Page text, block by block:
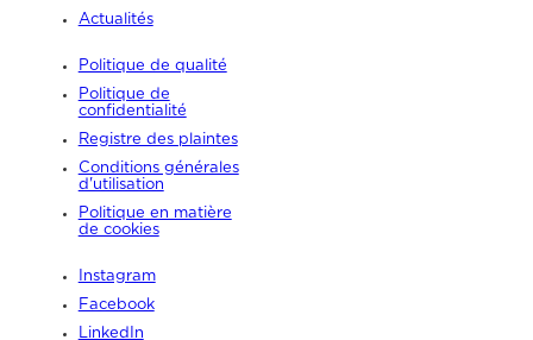
Actualités
Politique de qualité
Politique de
confidentialité
Registre des plaintes
Conditions générales
d'utilisation
Politique en matière
de cookies
Instagram
Facebook
LinkedIn